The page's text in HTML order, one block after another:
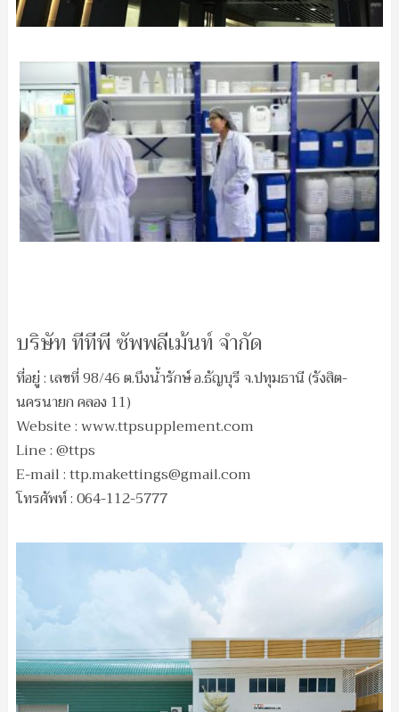
บริษัท ทีทีพี ซัพพลีเม้นท์ จำกัด
ที่อยู่ : เลขที่ 98/46 ต.บึงน้ำรักษ์ อ.ธัญบุรี จ.ปทุมธานี (รังสิต-
นครนายก คลอง 11)
Website : www.ttpsupplement.com
Line : @ttps
E-mail :ttp.makettings@gmail.com
โทรศัพท์ : 064-112-5777